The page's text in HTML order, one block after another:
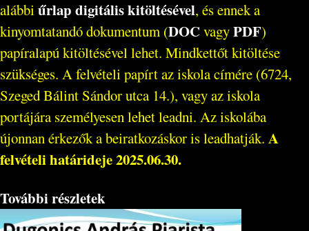
alábbi űrlap digitális kitöltésével, és ennek a
kinyomtatandó dokumentum (DOC vagyPDF)
papíralapú kitöltésével lehet. Mindkettőt kitöltése
szükséges. A felvételi papírt az iskola címére (6724,
Szeged Bálint Sándor utca 14.), vagy az iskola
portájára személyesen lehet leadni. Az iskolába
újonnan érkezők a beiratkozáskor is leadhatják. A
felvételi határideje 2025.06.30.
További részletek